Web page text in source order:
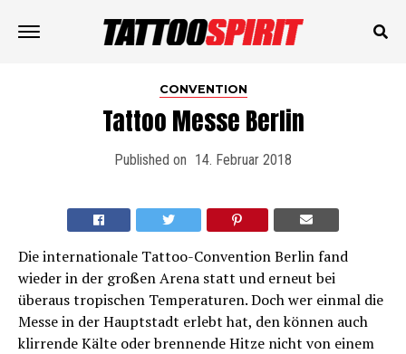
CONVENTION
Tattoo Messe Berlin
Published on 14. Februar 2018
Die internationale Tattoo-Convention Berlin fand
wieder in der großen Arena statt und erneut bei
überaus tropischen Temperaturen. Doch wer einmal die
Messe in der Hauptstadt erlebt hat, den können auch
klirrende Kälte oder brennende Hitze nicht von einem